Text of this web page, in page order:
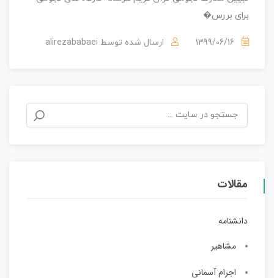
برای بررس�
1399/06/16 ارسال شده توسط alirezababaei
مقالات
دانشنامه
مشاهیر
اجرام آسمانی